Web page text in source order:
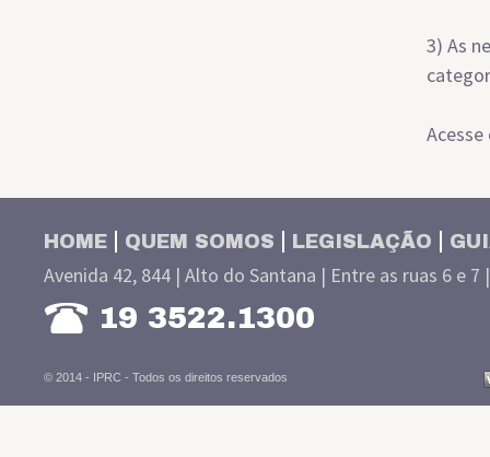
3) As
HOME QUEM SOMOS LEGISLAÇÃO
Avenida 42, 844 | Alto do Santana | Entre as ruas 6 e 7
19 3522.1300
© 2014 - IPRC - Todos os direitos reservados